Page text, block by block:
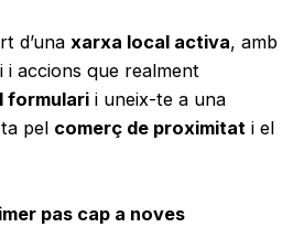
d’una xarxa local activa, amb
accions que realment
formulari i uneix-te a una
pel comerç de proximitat i el
pas cap a noves